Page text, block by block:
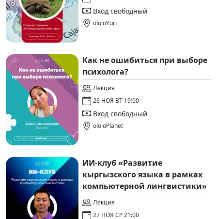
Вход свободный
ololoYurt
Как не ошибиться при выборе
психолога?
Лекция
26 НОЯ ВТ 19:00
Вход свободный
ololoPlanet
ИИ-клуб «Развитие
кыргызского языка в рамках
компьютерной лингвистики»
Лекция
27 НОЯ СР 21:00